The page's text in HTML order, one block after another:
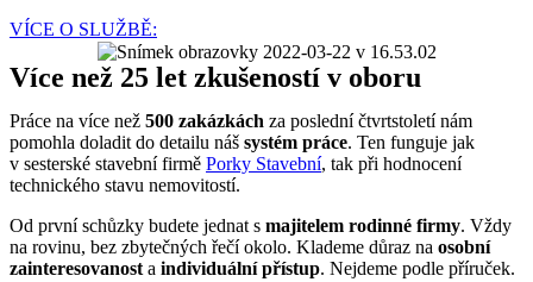
VÍCE O SLUŽBĚ:
Více než 25 let zkušeností v oboru
Práce na více než 500 zakázkách za poslední čtvrtstoletí nám
pomohla doladit do detailu náš systém práce. Ten funguje jak
v sesterské stavební firmě Porky Stavební, tak při hodnocení
technického stavu nemovitostí.
Od první schůzky budete jednat s majitelem rodinné firmy. Vždy
na rovinu, bez zbytečných řečí okolo. Klademe důraz na osobní
zainteresovanost a individuální přístup. Nejdeme podle příruček.